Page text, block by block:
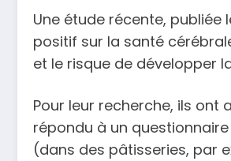
Une étude récente, publiée
positif sur la santé
et le risque de développer
Pour leur recherche, ils ont
répondu à un
(dans des pâtisseries, par